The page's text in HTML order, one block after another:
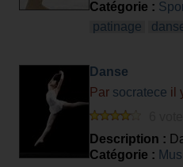
Catégorie :
patinage
Danse
Par socratece il
Description :
Catégorie :